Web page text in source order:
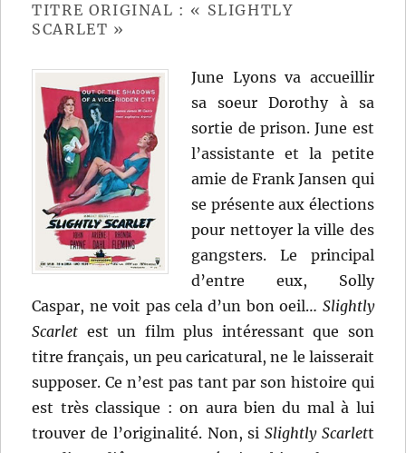
TITRE ORIGINAL : « SLIGHTLY
SCARLET »
June Lyons va accueillir
sa soeur Dorothy à sa
sortie de prison. June est
l’assistante et la petite
amie de Frank Jansen qui
se présente aux élections
pour nettoyer la ville des
gangsters. Le principal
d’entre eux, Solly
Caspar, ne voit pas cela d’un bon oeil… Slightly
Scarlet est un film plus intéressant que son
titre français, un peu caricatural, ne le laisserait
supposer. Ce n’est pas tant par son histoire qui
est très classique : on aura bien du mal à lui
trouver de l’originalité. Non, si Slightly Scarlett